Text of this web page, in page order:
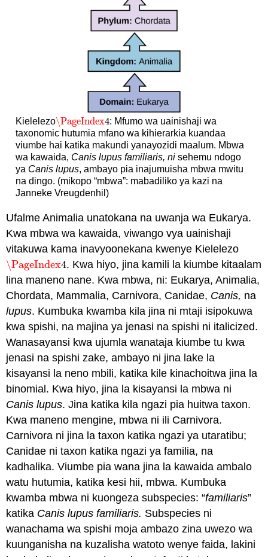
Kielelezo\PageIndex4
\PageIndex4: Mfumo wa uainishaji wa
taxonomic hutumia mfano wa kihierarkia kuandaa
viumbe hai katika makundi yanayozidi maalum. Mbwa
wa kawaida, Canis lupus familiaris, nisehemu ndogo
ya Canis lupus, ambayo pia inajumuisha mbwa mwitu
na dingo. (mikopo “mbwa”: mabadiliko ya kazi na
Janneke Vreugdenhil)
Ufalme Animalia unatokana na uwanja wa Eukarya.
Kwa mbwa wa kawaida, viwango vya uainishaji
vitakuwa kama inavyoonekana kwenye Kielelezo
\PageIndex4
\PageIndex4. Kwa hiyo, jina kamili la kiumbe kitaalam
lina maneno nane. Kwa mbwa, ni: Eukarya, Animalia,
Chordata, Mammalia, Carnivora, Canidae, Canis, na
lupus. Kumbuka kwamba kila jina ni mtaji isipokuwa
kwa spishi, na majina ya jenasi na spishi ni italicized.
Wanasayansi kwa ujumla wanataja kiumbe tu kwa
jenasi na spishi zake, ambayo ni jina lake la
kisayansi la neno mbili, katika kile kinachoitwa jina la
binomial. Kwa hiyo, jina la kisayansi la mbwa ni
Canis lupus. Jina katika kila ngazi pia huitwataxon.
Kwa maneno mengine, mbwa ni ili Carnivora.
Carnivora ni jina la taxon katika ngazi ya utaratibu;
Canidae ni taxon katika ngazi ya familia, na
kadhalika. Viumbe pia wana jina la kawaida ambalo
watu hutumia, katika kesi hii, mbwa. Kumbuka
kwamba mbwa ni kuongeza subspecies: “familiaris”
katika Canis lupus familiaris. Subspecies ni
wanachama wa spishi moja ambazo zina uwezo wa
kuunganisha na kuzalisha watoto wenye faida, lakini